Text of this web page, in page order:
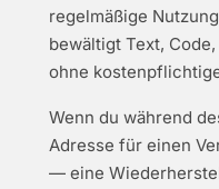
regelmäßige
bewältigt Text,
ohne
Wenn du während
Adresse für einen
— eine